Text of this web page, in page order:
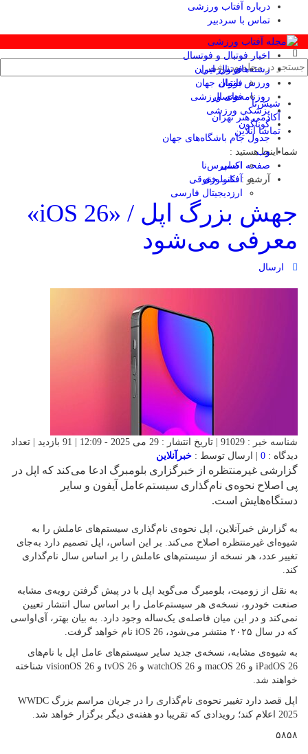
درباره آفتاب ورزشی
تماس با سردبیر
اخبار فوتبال و فوتسال
فوتبال ایران
فوتبال جهان
فوتسال
رشته‌های ورزشی
ورزش بانوان
روزنامه‌های ورزشی
پزشکی ورزشی
گوناگون
جدول جام باشگاه‌های جهان
وب
اکسپرس‌نا
آفتاب حقوقی
ارزدیجیتال فارسی
شیش‌تا
آکادمی هنر تهران
تماشا آنلاین
شما اینجا هستید :
صفحه اصلی
آرشیو :تکنولوژی
جهش بزرگ اپل / «iOS 26»
معرفی می‌شود
ارسال
شناسه خبر : 91029 | تاریخ انتشار : 29 می 2025 - 12:09 | 91 بازدید | تعداد
دیدگاه : 0 | ارسال توسط : خبرآنلاین
گزارشی غیرمنتظره از خبرگزاری بلومبرگ ادعا می‌کند که اپل در
پی اصلاح نحوه‌ی نام‌گذاری سیستم‌عامل آیفون و سایر
دستگاه‌هایش است.
به گزارش خبرآنلاین، اپل نحوه‌ی نام‌گذاری سیستم‌های عاملش را به
شیوه‌ای غیرمنتظره اصلاح می‌کند. بر این اساس، اپل تصمیم دارد به‌جای
تغییر عدد، هر نسخه از سیستم‌های عاملش را بر اساس سال نام‌گذاری
کند.
به نقل از زومیت، بلومبرگ می‌گوید اپل با در پیش گرفتن رویه‌ی مشابه
صنعت خودرو، نسخه‌ی هر سیستم‌عامل را بر اساس سال انتشار تعیین
نمی‌کند و در این میان فاصله‌ی یک‌ساله وجود دارد. به بیان بهتر، آی‌اواسی
که در سال ۲۰۲۵ منتشر می‌شود، iOS 26 نام خواهد گرفت.
به شیوه‌ی مشابه، نسخه‌ی جدید سایر سیستم‌های عامل اپل با نام‌های
iPadOS 26 و macOS 26 و watchOS 26 و tvOS 26 و visionOS 26 شناخته
خواهند شد.
اپل قصد دارد تغییر نحوه‌ی نام‌گذاری را در جریان مراسم بزرگ WWDC
2025 اعلام کند؛ رویدادی که تقریبا دو هفته‌ی دیگر برگزار خواهد شد.
۵۸۵۸